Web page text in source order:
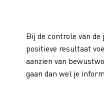
Bij de controle van
positieve resultaat
aanzien van
gaan dan wel je